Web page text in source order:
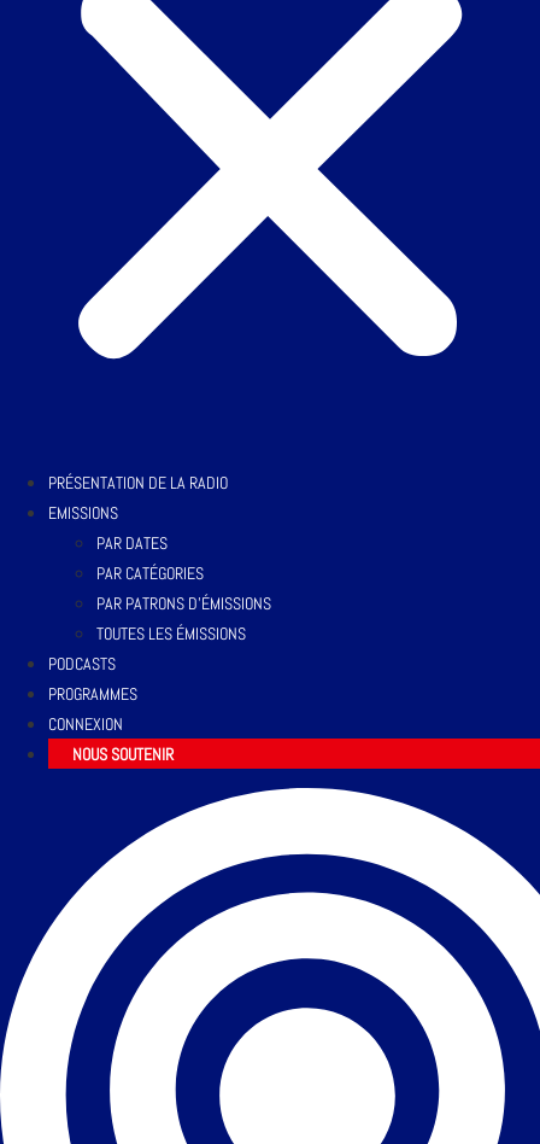
PRÉSENTATION DE LA RADIO
EMISSIONS
PAR DATES
PAR CATÉGORIES
PAR PATRONS D’ÉMISSIONS
TOUTES LES ÉMISSIONS
PODCASTS
PROGRAMMES
CONNEXION
NOUS SOUTENIR